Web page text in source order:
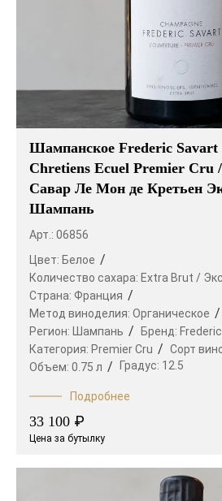
Шампанское Frederic Savart
Chretiens Ecuel Premier Cru
Савар Ле Мон де Кретьен
Шампань
Арт.: 06856
Цвет: Белое
Количество сахара: Extra Brut /
Страна: Франция
Метод виноделия: Органическое
Регион: Шампань Бренд:
Категория: Premier Cru Сорт
Объем: 0.75 л Градус: 12.5
Подробнее
33 100 ₽
Цена за бутылку